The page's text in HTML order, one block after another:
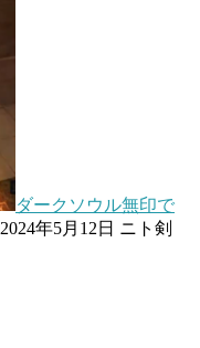
ダークソウル無印で
2024年5月12日 ニト剣